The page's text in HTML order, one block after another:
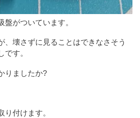
盤がついています。
、壊さずに見ることはできなさそう
です。
りましたか?
り付けます。